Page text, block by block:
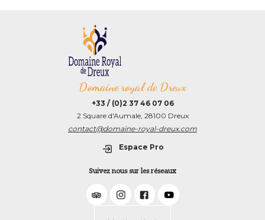
Domaine royal de Dreux
+33 / (0)2 37 46 07 06
2 Square d'Aumale, 28100 Dreux
contact@domaine-royal-dreux.com
Espace Pro
Suivez nous sur les réseaux